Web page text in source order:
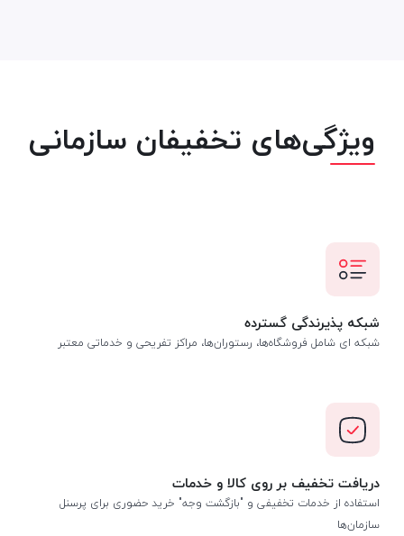
ویژگی‌های تخفیفان سازمانی
شبکه پذیرندگی گسترده
شبکه ای شامل فروشگاه‌ها، رستوران‌ها، مراکز تفریحی و خدماتی معتبر
دریافت تخفیف بر روی کالا و خدمات
استفاده از خدمات تخفیفی و "بازگشت وجه" خرید حضوری برای پرسنل
سازمان‌ها